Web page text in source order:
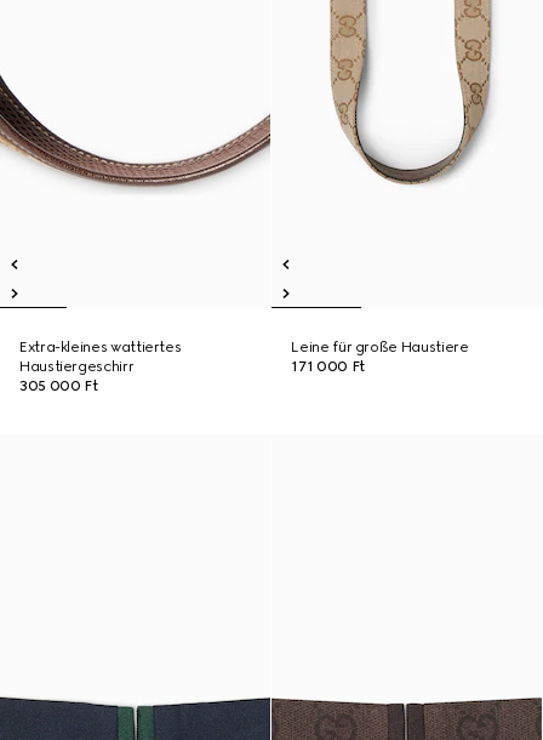
Extra-kleines wattiertes
Haustiergeschirr
305 000 Ft
Leine für große Haustiere
171 000 Ft